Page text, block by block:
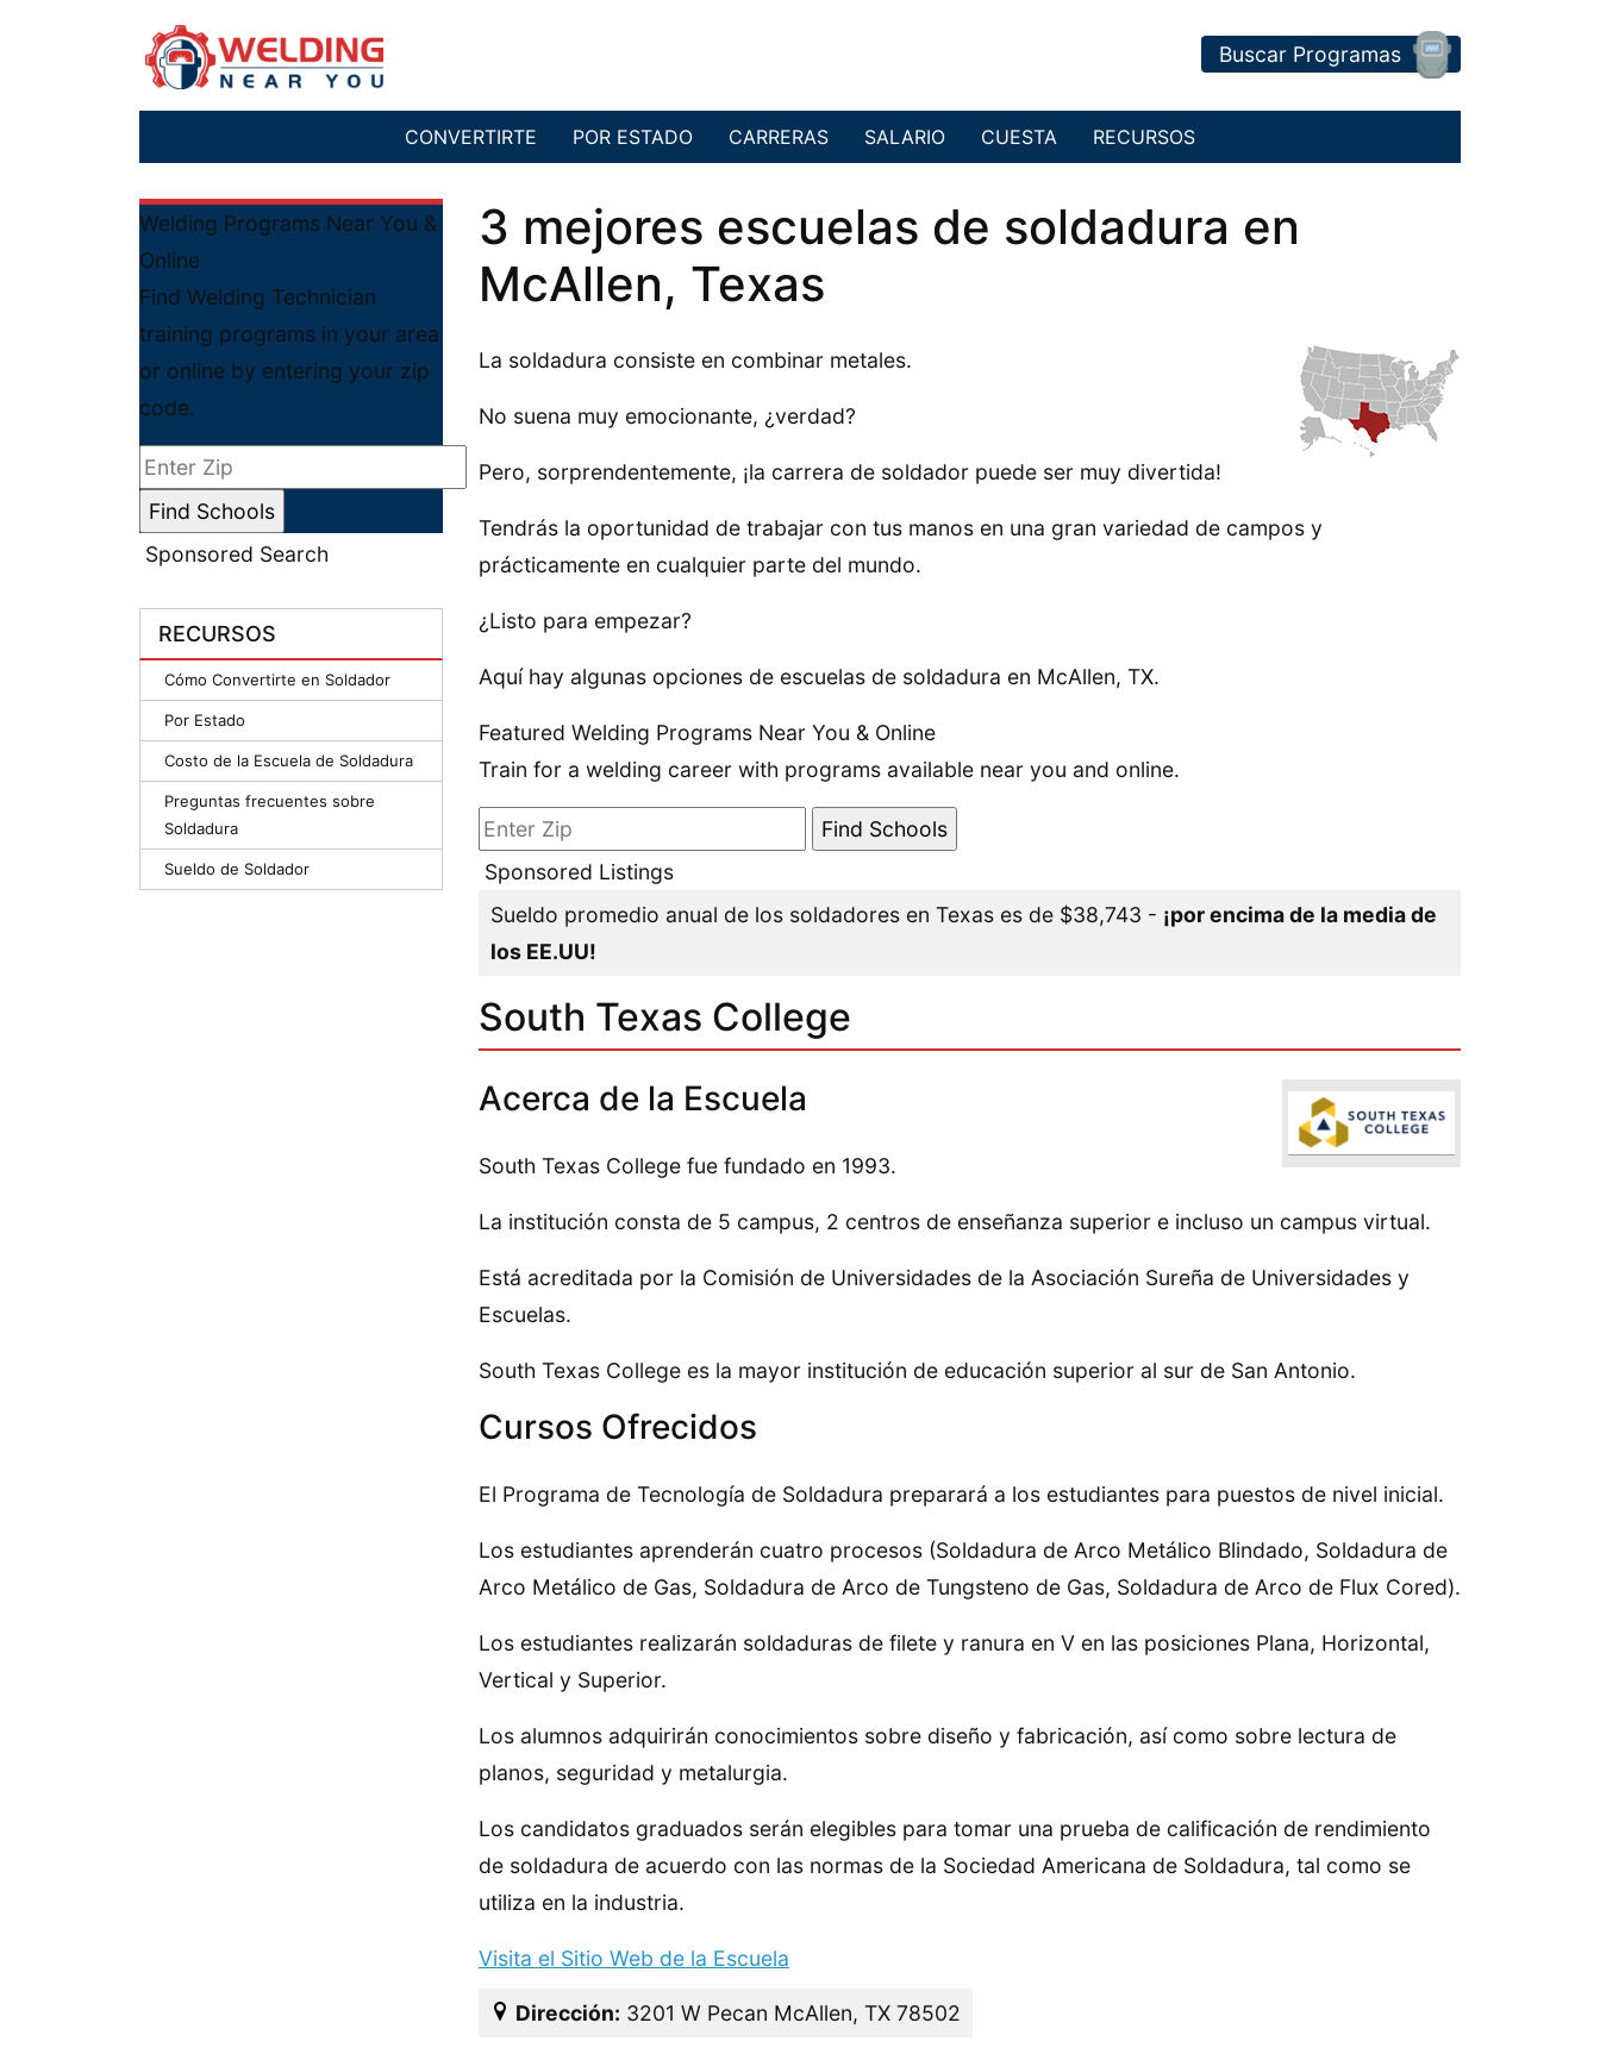
Buscar Programas
CONVERTIRTE POR ESTADO CARRERAS SALARIO CUESTA RECURSOS
Welding Programs Near You &
Online
Find Welding Technician
training programs in your area
or online by entering your zip
code.
Sponsored Search
RECURSOS
Cómo Convertirte en Soldador
Por Estado
Costo de la Escuela de Soldadura
Preguntas frecuentes sobre
Soldadura
Sueldo de Soldador
3 mejores escuelas de soldadura en
McAllen, Texas
La soldadura consiste en combinar metales.
No suena muy emocionante, ¿verdad?
Pero, sorprendentemente, ¡la carrera de soldador puede ser muy divertida!
Tendrás la oportunidad de trabajar con tus manos en una gran variedad de campos y
prácticamente en cualquier parte del mundo.
¿Listo para empezar?
Aquí hay algunas opciones de escuelas de soldadura en McAllen, TX.
Featured Welding Programs Near You & Online
Train for a welding career with programs available near you and online.
Sponsored Listings
Sueldo promedio anual de los soldadores en Texas es de $38,743 - ¡por encima de la media de
los EE.UU!
South Texas College
Acerca de la Escuela
South Texas College fue fundado en 1993.
La institución consta de 5 campus, 2 centros de enseñanza superior e incluso un campus virtual.
Está acreditada por la Comisión de Universidades de la Asociación Sureña de Universidades y
Escuelas.
South Texas College es la mayor institución de educación superior al sur de San Antonio.
Cursos Ofrecidos
El Programa de Tecnología de Soldadura preparará a los estudiantes para puestos de nivel inicial.
Los estudiantes aprenderán cuatro procesos (Soldadura de Arco Metálico Blindado, Soldadura de
Arco Metálico de Gas, Soldadura de Arco de Tungsteno de Gas, Soldadura de Arco de Flux Cored).
Los estudiantes realizarán soldaduras de filete y ranura en V en las posiciones Plana, Horizontal,
Vertical y Superior.
Los alumnos adquirirán conocimientos sobre diseño y fabricación, así como sobre lectura de
planos, seguridad y metalurgia.
Los candidatos graduados serán elegibles para tomar una prueba de calificación de rendimiento
de soldadura de acuerdo con las normas de la Sociedad Americana de Soldadura, tal como se
utiliza en la industria.
Visita el Sitio Web de la Escuela
Dirección: 3201 W Pecan McAllen, TX 78502